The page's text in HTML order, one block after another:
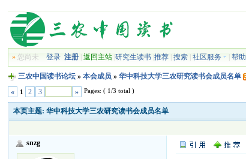
» 您尚未登录 注册 |返回主站 |研究生读书 |推荐 |搜索 |社区服务 |帮助
三农中国读书论坛 »本会成员 »华中科技大学三农研究读书会成员名单
«
1 2 3 » Pages: ( 1/3 total )
本页主题: 华中科技大学三农研究读书会成员名单
snzg